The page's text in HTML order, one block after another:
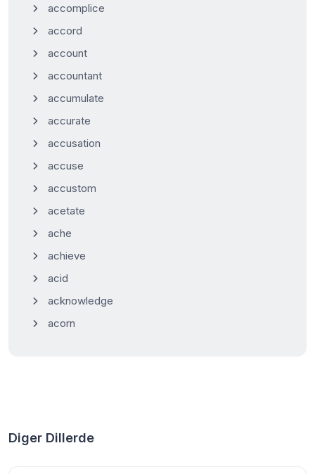
accomplice
accord
account
accountant
accumulate
accurate
accusation
accuse
accustom
acetate
ache
achieve
acid
acknowledge
acorn
Diger Dillerde